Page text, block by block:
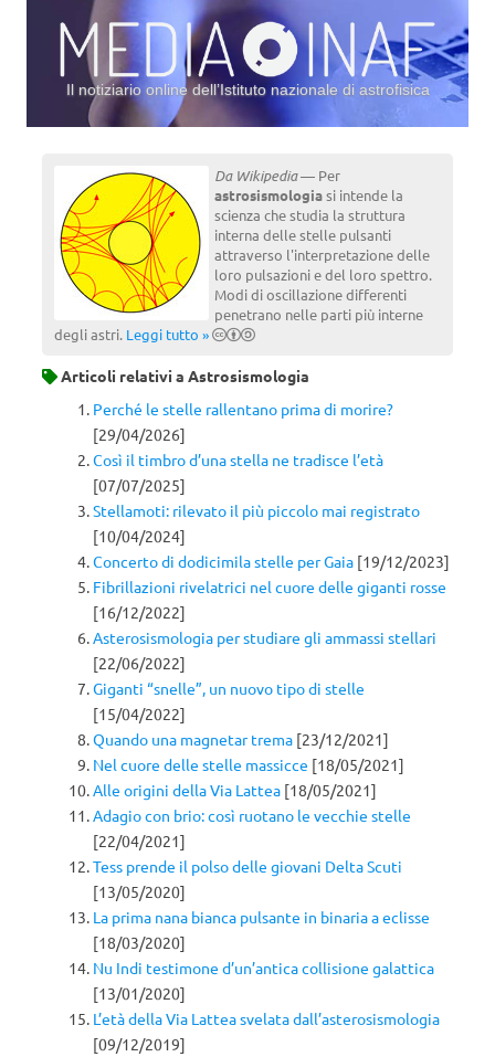
Il notiziario online dell’Istituto nazionale di astrofisica
Da Wikipedia— Per
astrosismologiasi intende la
scienza che studia la struttura
interna delle stelle pulsanti
attraverso l'interpretazione delle
loro pulsazioni e del loro spettro.
Modi di oscillazione differenti
penetrano nelle parti più interne
degli astri. Leggi tutto »
Articoli relativi a Astrosismologia
Perché le stelle rallentano prima di morire?
[29/04/2026]
Così il timbro d’una stella ne tradisce l’età
[07/07/2025]
Stellamoti: rilevato il più piccolo mai registrato
[10/04/2024]
Concerto di dodicimila stelle per Gaia [19/12/2023]
Fibrillazioni rivelatrici nel cuore delle giganti rosse
[16/12/2022]
Asterosismologia per studiare gli ammassi stellari
[22/06/2022]
Giganti “snelle”, un nuovo tipo di stelle
[15/04/2022]
Quando una magnetar trema [23/12/2021]
Nel cuore delle stelle massicce [18/05/2021]
Alle origini della Via Lattea [18/05/2021]
Adagio con brio: così ruotano le vecchie stelle
[22/04/2021]
Tess prende il polso delle giovani Delta Scuti
[13/05/2020]
La prima nana bianca pulsante in binaria a eclisse
[18/03/2020]
Nu Indi testimone d’un’antica collisione galattica
[13/01/2020]
L’età della Via Lattea svelata dall’asterosismologia
[09/12/2019]